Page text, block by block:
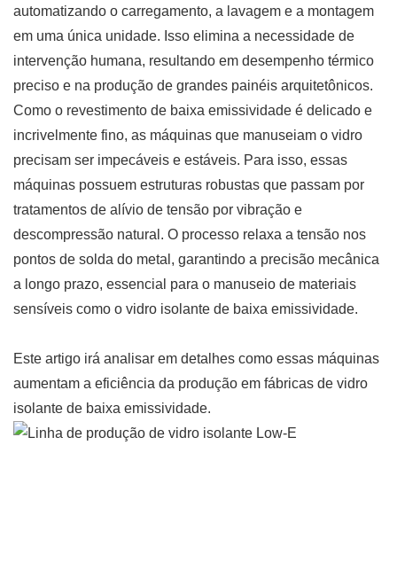
automatizando o carregamento, a lavagem e a montagem
em uma única unidade. Isso elimina a necessidade de
intervenção humana, resultando em desempenho térmico
preciso e na produção de grandes painéis arquitetônicos.
Como o revestimento de baixa emissividade é delicado e
incrivelmente fino, as máquinas que manuseiam o vidro
precisam ser impecáveis ​​e estáveis. Para isso, essas
máquinas possuem estruturas robustas que passam por
tratamentos de alívio de tensão por vibração e
descompressão natural. O processo relaxa a tensão nos
pontos de solda do metal, garantindo a precisão mecânica
a longo prazo, essencial para o manuseio de materiais
sensíveis como o vidro isolante de baixa emissividade.
Este artigo irá analisar em detalhes como essas máquinas
aumentam a eficiência da produção em fábricas de vidro
isolante de baixa emissividade.